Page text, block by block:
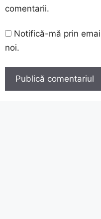
comentarii.
Notifică-mă prin
noi.